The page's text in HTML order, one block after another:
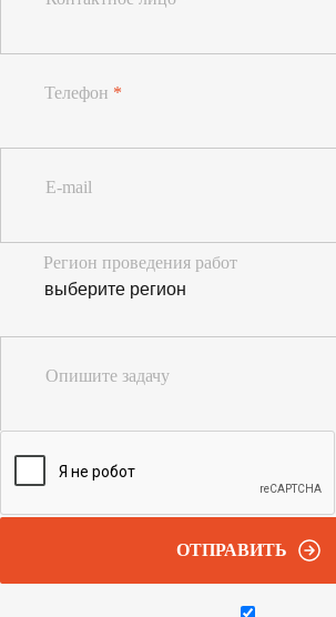
Телефон *
E-mail
Регион проведения работ
Опишите задачу
ОТПРАВИТЬ